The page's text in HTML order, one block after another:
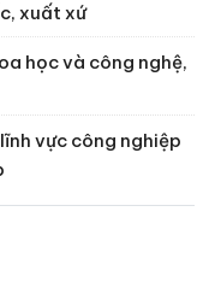
xuất xứ
học và công nghệ,
vực công nghiệp